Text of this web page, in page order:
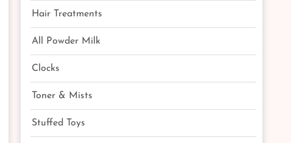
Hair Treatments
All Powder Milk
Clocks
Toner & Mists
Stuffed Toys